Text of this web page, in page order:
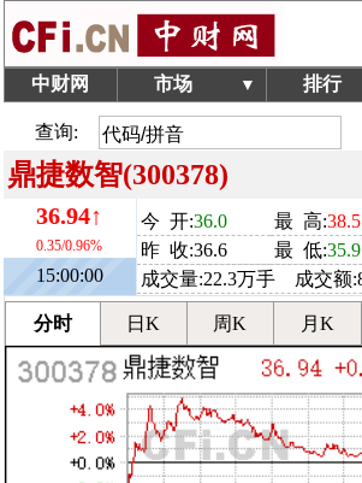
中财网 市场 ▼ 排行
查询:
鼎捷数智(300378)
36.94↑
0.35/0.96%
15:00:00
今 开:36.0 最 高:38.5
昨 收:36.6
最 低:35.9
成交量:22.3万手 成交额
分时 日K 周K 月K